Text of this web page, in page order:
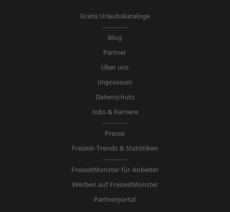
Gratis Urlaubskataloge
Blog
Partner
Über uns
Impressum
Datenschutz
Jobs & Karriere
Presse
Freizeit-Trends & Statistiken
FreizeitMonster für Anbieter
Werben auf FreizeitMonster
Partnerportal